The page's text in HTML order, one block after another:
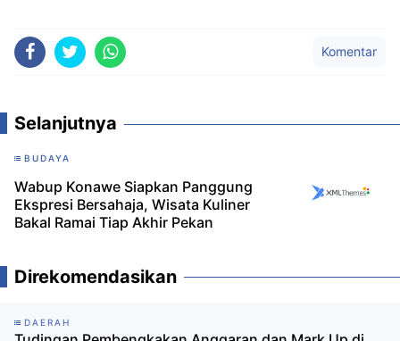
Komentar
Selanjutnya
BUDAYA
Wabup Konawe Siapkan Panggung
Ekspresi Bersahaja, Wisata Kuliner
Bakal Ramai Tiap Akhir Pekan
Direkomendasikan
DAERAH